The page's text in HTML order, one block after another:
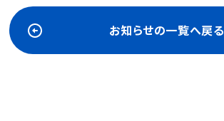
お知らせの一覧へ戻る